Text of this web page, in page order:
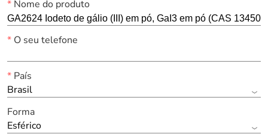
*Nome do produto
*O seu telefone
*País
Brasil
Forma
Esférico